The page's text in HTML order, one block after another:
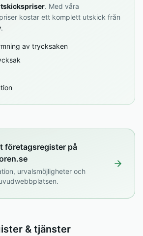
. Med våra
kostar ett komplett utskick från
.
av trycksaken
företagsregister på
urvalsmöjligheter och
& tjänster